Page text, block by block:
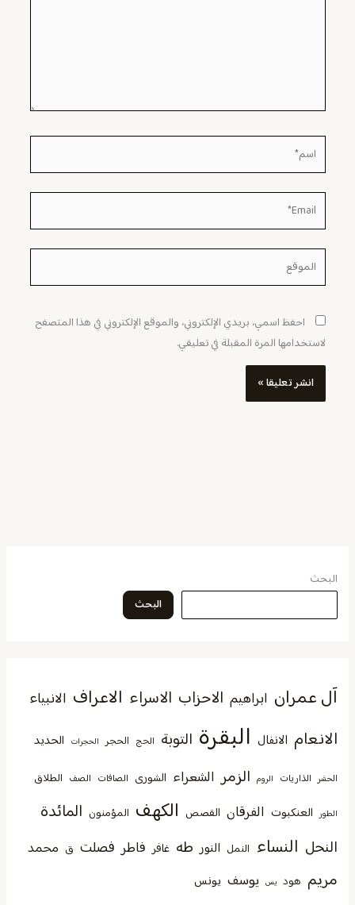
اسم*
Email*
الموقع
احفظ اسمي، بريدي الإلكتروني، والموقع الإلكتروني في هذا المتصفح
لاستخدامها المرة المقبلة في تعليقي.
البحث
البحث
آل عمران ابراهيم الاحزاب الاسراء الاعراف الانبياء
الانعام الانفال البقرة التوبة الحج الحجر الحجرات الحديد
الحشر الذاريات الروم الزمر الشعراء الشورى الصافات الصف الطلاق
الطور العنكبوت الفرقان القصص الكهف المؤمنون المائدة
النحل النساء النمل النور طه غافر فاطر فصلت ق محمد
مريم هود يس يوسف يونس